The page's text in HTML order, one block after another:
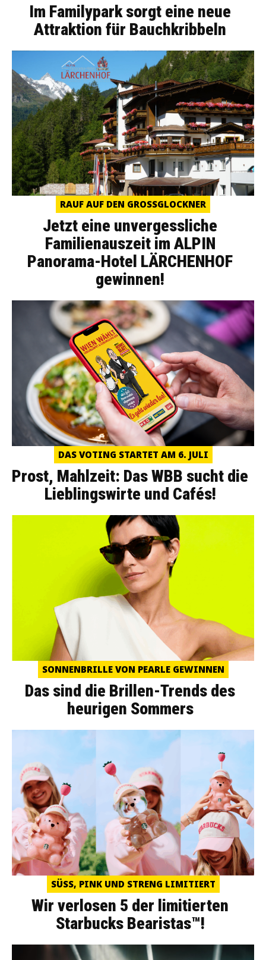
Im Familypark sorgt eine neue
Attraktion für Bauchkribbeln
RAUF AUF DEN GROSSGLOCKNER
Jetzt eine unvergessliche
Familienauszeit im ALPIN
Panorama-Hotel LÄRCHENHOF
gewinnen!
DAS VOTING STARTET AM 6. JULI
Prost, Mahlzeit: Das WBB sucht die
Lieblingswirte und Cafés!
SONNENBRILLE VON PEARLE GEWINNEN
Das sind die Brillen-Trends des
heurigen Sommers
SÜSS, PINK UND STRENG LIMITIERT
Wir verlosen 5 der limitierten
Starbucks Bearistas™!